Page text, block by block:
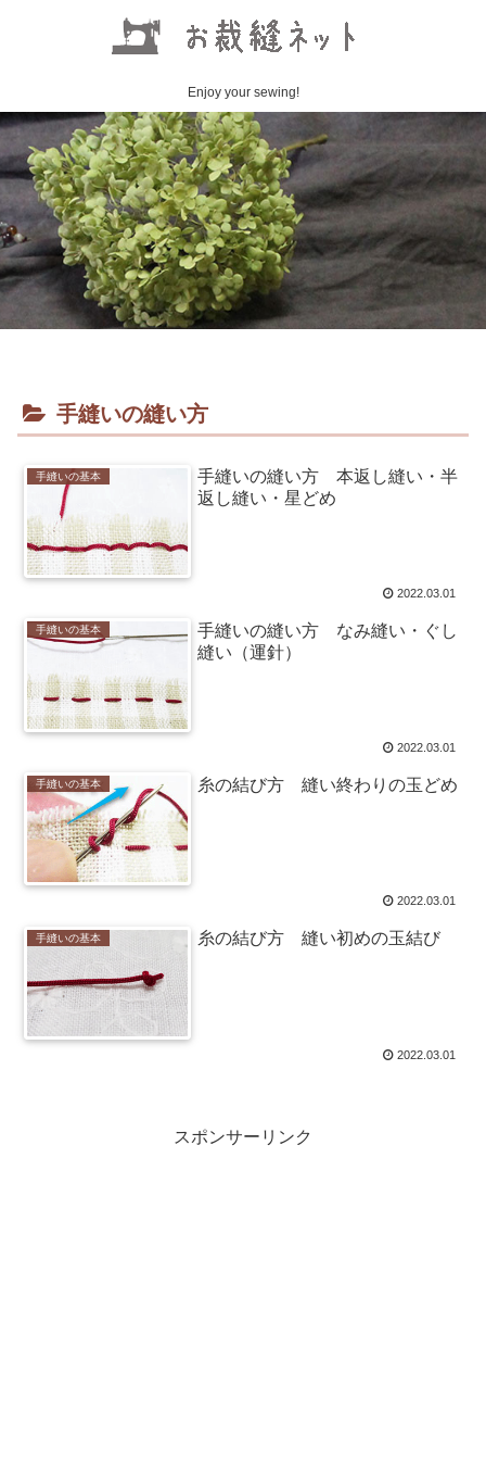
Enjoy your sewing!
手縫いの縫い方
手縫いの基本
手縫いの縫い方 本返し縫い・半
返し縫い・星どめ
2022.03.01
手縫いの基本
手縫いの縫い方 なみ縫い・ぐし
縫い（運針）
2022.03.01
手縫いの基本 糸の結び方 縫い終わりの玉どめ
2022.03.01
手縫いの基本 糸の結び方 縫い初めの玉結び
2022.03.01
スポンサーリンク